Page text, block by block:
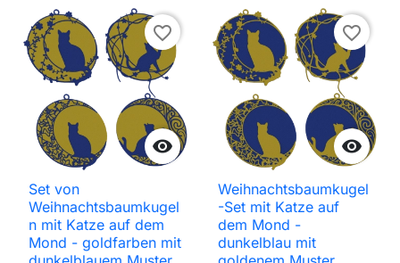

favorite_border
Set von
Weihnachtsbaumkugel
n mit Katze auf dem
Mond - goldfarben mit

favorite_border
Weihnachtsbaumkugel
-Set mit Katze auf
dem Mond -
dunkelblau mit